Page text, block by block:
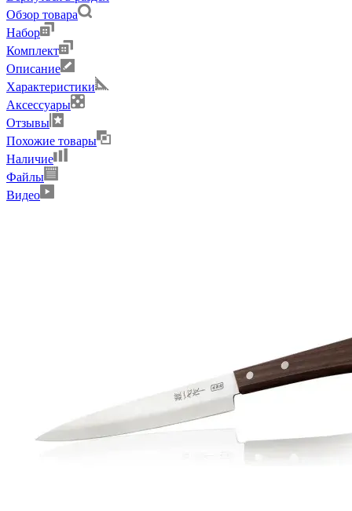
Обзор товара
Набор
Комплект
Описание
Характеристики
Аксессуары
Отзывы
Похожие товары
Наличие
Файлы
Видео